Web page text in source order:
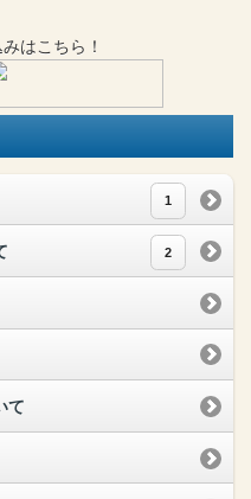
はこちら！
1
2
て